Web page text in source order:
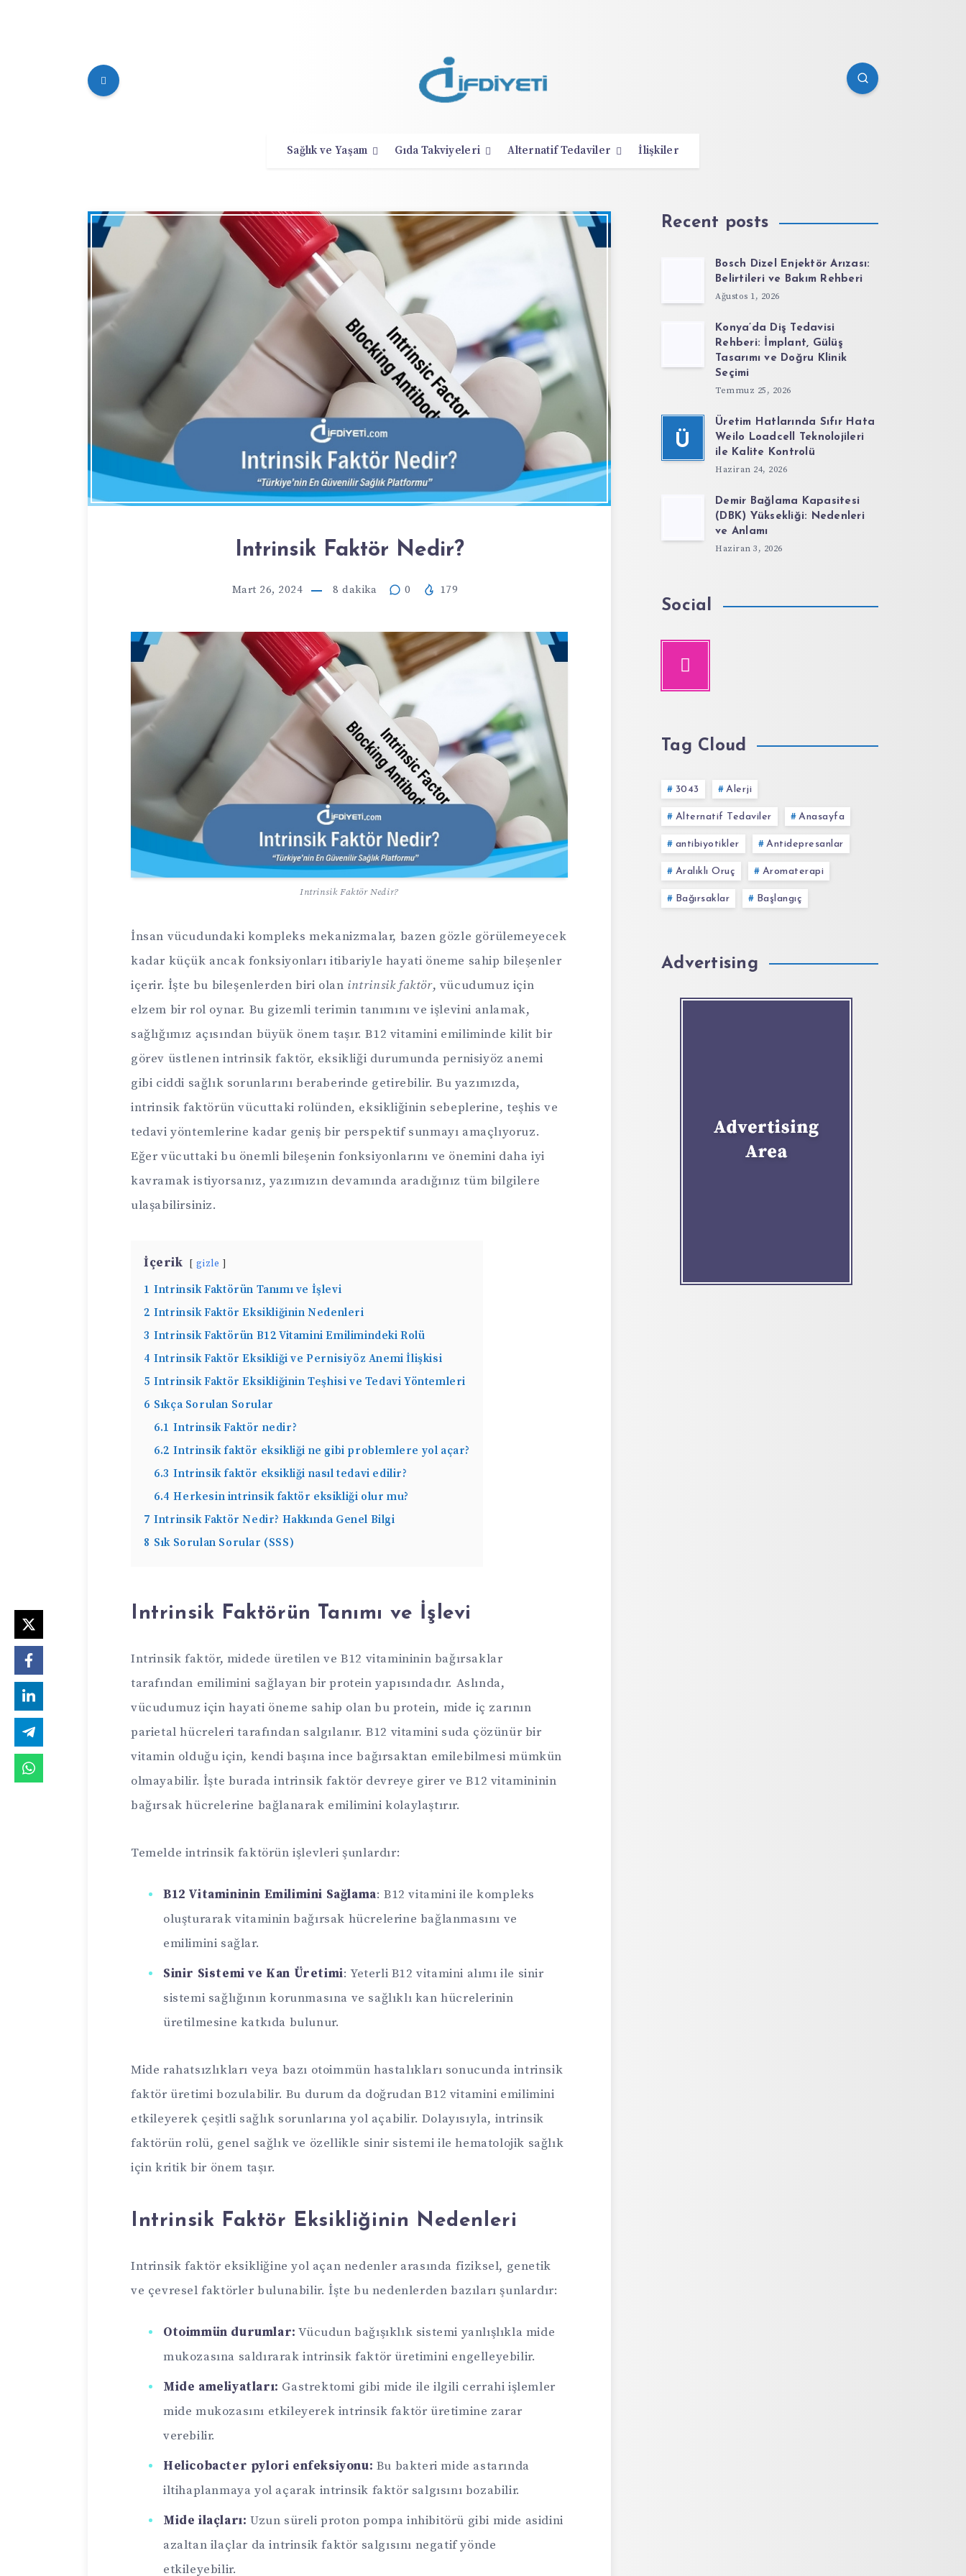
Sağlık ve Yaşam Gıda Takviyeleri Alternatif Tedaviler İlişkiler
Intrinsik Faktör Nedir?
Mart 26, 2024 8 dakika 0 179
Intrinsik Faktör Nedir?
İnsan vücudundaki kompleks mekanizmalar, bazen gözle görülemeyecek
kadar küçük ancak fonksiyonları itibariyle hayati öneme sahip bileşenler
içerir. İşte bu bileşenlerden biri olan intrinsik faktör, vücudumuz için
elzem bir rol oynar. Bu gizemli terimin tanımını ve işlevini anlamak,
sağlığımız açısından büyük önem taşır. B12 vitamini emiliminde kilit bir
görev üstlenen intrinsik faktör, eksikliği durumunda pernisiyöz anemi
gibi ciddi sağlık sorunlarını beraberinde getirebilir. Bu yazımızda,
intrinsik faktörün vücuttaki rolünden, eksikliğinin sebeplerine, teşhis ve
tedavi yöntemlerine kadar geniş bir perspektif sunmayı amaçlıyoruz.
Eğer vücuttaki bu önemli bileşenin fonksiyonlarını ve önemini daha iyi
kavramak istiyorsanız, yazımızın devamında aradığınız tüm bilgilere
ulaşabilirsiniz.
İçerik gizle
1 Intrinsik Faktörün Tanımı ve İşlevi
2 Intrinsik Faktör Eksikliğinin Nedenleri
3 Intrinsik Faktörün B12 Vitamini Emilimindeki Rolü
4 Intrinsik Faktör Eksikliği ve Pernisiyöz Anemi İlişkisi
5 Intrinsik Faktör Eksikliğinin Teşhisi ve Tedavi Yöntemleri
6 Sıkça Sorulan Sorular
6.1 Intrinsik Faktör nedir?
6.2 Intrinsik faktör eksikliği ne gibi problemlere yol açar?
6.3 Intrinsik faktör eksikliği nasıl tedavi edilir?
6.4 Herkesin intrinsik faktör eksikliği olur mu?
7 Intrinsik Faktör Nedir? Hakkında Genel Bilgi
8 Sık Sorulan Sorular (SSS)
Intrinsik Faktörün Tanımı ve İşlevi
Intrinsik faktör, midede üretilen ve B12 vitamininin bağırsaklar
tarafından emilimini sağlayan bir protein yapısındadır. Aslında,
vücudumuz için hayati öneme sahip olan bu protein, mide iç zarının
parietal hücreleri tarafından salgılanır. B12 vitamini suda çözünür bir
vitamin olduğu için, kendi başına ince bağırsaktan emilebilmesi mümkün
olmayabilir. İşte burada intrinsik faktör devreye girer ve B12 vitamininin
bağırsak hücrelerine bağlanarak emilimini kolaylaştırır.
Temelde intrinsik faktörün işlevleri şunlardır:
B12 Vitamininin Emilimini Sağlama: B12 vitamini ile kompleks
oluşturarak vitaminin bağırsak hücrelerine bağlanmasını ve
emilimini sağlar.
Sinir Sistemi ve Kan Üretimi: Yeterli B12 vitamini alımı ile sinir
sistemi sağlığının korunmasına ve sağlıklı kan hücrelerinin
üretilmesine katkıda bulunur.
Mide rahatsızlıkları veya bazı otoimmün hastalıkları sonucunda intrinsik
faktör üretimi bozulabilir. Bu durum da doğrudan B12 vitamini emilimini
etkileyerek çeşitli sağlık sorunlarına yol açabilir. Dolayısıyla, intrinsik
faktörün rolü, genel sağlık ve özellikle sinir sistemi ile hematolojik sağlık
için kritik bir önem taşır.
Intrinsik Faktör Eksikliğinin Nedenleri
Intrinsik faktör eksikliğine yol açan nedenler arasında fiziksel, genetik
ve çevresel faktörler bulunabilir. İşte bu nedenlerden bazıları şunlardır:
Otoimmün durumlar: Vücudun bağışıklık sistemi yanlışlıkla mide
mukozasına saldırarak intrinsik faktör üretimini engelleyebilir.
Mide ameliyatları: Gastrektomi gibi mide ile ilgili cerrahi işlemler
mide mukozasını etkileyerek intrinsik faktör üretimine zarar
verebilir.
Helicobacter pylori enfeksiyonu: Bu bakteri mide astarında
iltihaplanmaya yol açarak intrinsik faktör salgısını bozabilir.
Mide ilaçları: Uzun süreli proton pompa inhibitörü gibi mide asidini
azaltan ilaçlar da intrinsik faktör salgısını negatif yönde
etkileyebilir.
Recent posts
Bosch Dizel Enjektör Arızası:
Belirtileri ve Bakım Rehberi
Ağustos 1, 2026
Konya’da Diş Tedavisi
Rehberi: İmplant, Gülüş
Tasarımı ve Doğru Klinik
Seçimi
Temmuz 25, 2026
Ü
Üretim Hatlarında Sıfır Hata
Weilo Loadcell Teknolojileri
ile Kalite Kontrolü
Haziran 24, 2026
Demir Bağlama Kapasitesi
(DBK) Yüksekliği: Nedenleri
ve Anlamı
Haziran 3, 2026
Social
Tag Cloud
3043 Alerji
Alternatif Tedaviler Anasayfa
antibiyotikler Antidepresanlar
Aralıklı Oruç Aromaterapi
Bağırsaklar Başlangıç
Advertising